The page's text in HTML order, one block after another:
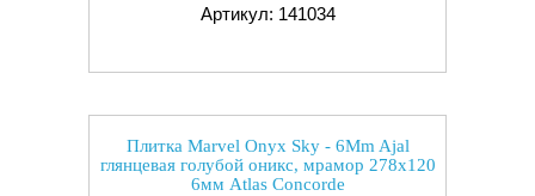
Артикул: 141034
Плитка Marvel Onyx Sky - 6Mm Ajal
глянцевая голубой оникс, мрамор 278x120
6мм Atlas Concorde